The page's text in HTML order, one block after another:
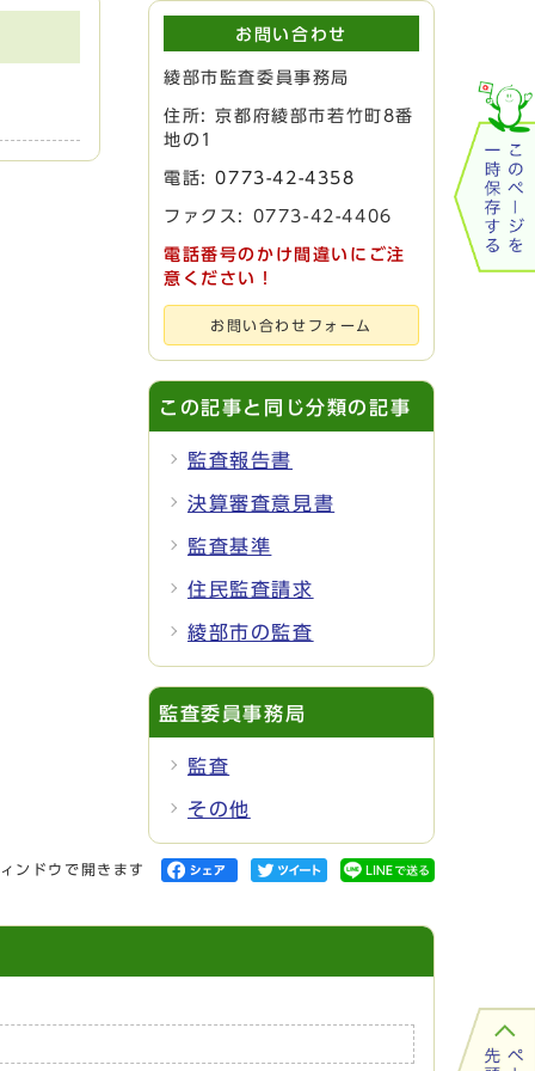
お問い合わせ
綾部市監査委員事務局
住所: 京都府綾部市若竹町8番
地の1
電話:0773-42-4358
ファクス: 0773-42-4406
電話番号のかけ間違いにご注
意ください！
お問い合わせフォーム
この記事と同じ分類の記事
監査報告書
決算審査意見書
監査基準
住民監査請求
綾部市の監査
監査委員事務局
監査
その他
ンドウで開きます